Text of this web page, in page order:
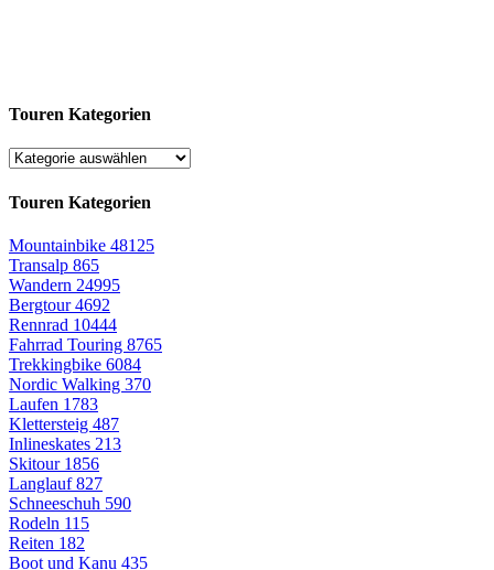
Touren Kategorien
Touren Kategorien
Mountainbike 48125
Transalp 865
Wandern 24995
Bergtour4692
Rennrad 10444
Fahrrad Touring 8765
Trekkingbike 6084
Nordic Walking 370
Laufen 1783
Klettersteig 487
Inlineskates 213
Skitour 1856
Langlauf827
Schneeschuh 590
Rodeln 115
Reiten 182
Boot und Kanu 435